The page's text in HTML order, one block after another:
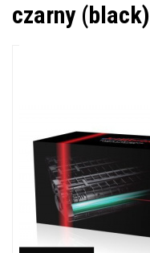
czarny (black)